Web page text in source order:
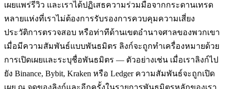
เผยแพร่รีวิว และเราได้ปฏิเสธความร่วมมือจากกระดานเทรด
หลายแห่งที่เราไม่ต้องการรับรองการควบคุมความเสี่ยง
ประวัติการตรวจสอบ หรือท่าทีด้านเขตอำนาจศาลของพวกเขา
เมื่อมีความสัมพันธ์แบบพันธมิตร ลิงก์จะถูกทำเครื่องหมายด้วย
การเปิดเผยและระบุชื่อพันธมิตร — ตัวอย่างเช่น เมื่อเราลิงก์ไป
ยัง Binance, Bybit, Kraken หรือ Ledger ความสัมพันธ์จะถูกเปิด